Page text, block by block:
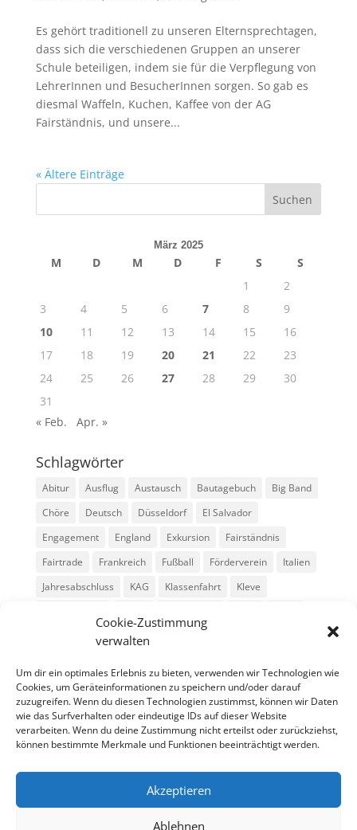
Cookie-Zustimmung
verwalten
Um dir ein optimales Erlebnis zu bieten, verwenden wir Technologien wie
Cookies, um Geräteinformationen zu speichern und/oder darauf
zuzugreifen. Wenn du diesen Technologien zustimmst, können wir Daten
wie das Surfverhalten oder eindeutige IDs auf dieser Website
verarbeiten. Wenn du deine Zustimmung nicht erteilst oder zurückziehst,
können bestimmte Merkmale und Funktionen beeinträchtigt werden.
Akzeptieren
Ablehnen
Es gehört traditionell zu unseren Elternsprechtagen,
dass sich die verschiedenen Gruppen an unserer
Schule beteiligen, indem sie für die Verpflegung von
LehrerInnen und BesucherInnen sorgen. So gab es
diesmal Waffeln, Kuchen, Kaffee von der AG
Fairständnis, und unsere...
« Ältere Einträge
März 2025
M D M D F S
S
1
2
3
4 5 6 7 8
9
10
11 12 13 14 15
16
17
18 19 20 21 22
23
24
25 26 27 28 29
30
31
« Feb.
Apr. »
Schlagwörter
Abitur Ausflug Austausch Bautagebuch
Big Band
Chöre
Deutsch Düsseldorf
El Salvador
Engagement
England Exkursion
Fairständnis
Fairtrade
Frankreich Fußball Förderverein
Italien
Jahresabschluss
KAG Klassenfahrt
Kleve
Musik
Sport
Stadtradeln SV
Tag der offenen Tür
Theater
USA Weihnachten WPU Xanten